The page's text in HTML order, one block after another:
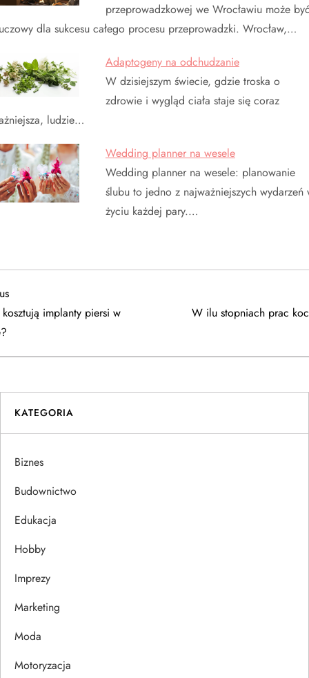
przeprowadzkowej we Wrocławiu może
dla sukcesu całego procesu przeprowadzki. Wrocław,…
Adaptogeny na odchudzanie
W dzisiejszym świecie, gdzie troska o
zdrowie i wygląd ciała staje się coraz
ludzie…
Wedding planner na wesele
Wedding planner na wesele: planowanie
ślubu to jedno z najważniejszych wydarzeń
życiu każdej pary.…
implanty piersi w
W ilu stopniach prac
KATEGORIA
Biznes
Budownictwo
Edukacja
Hobby
Imprezy
Marketing
Moda
Motoryzacja